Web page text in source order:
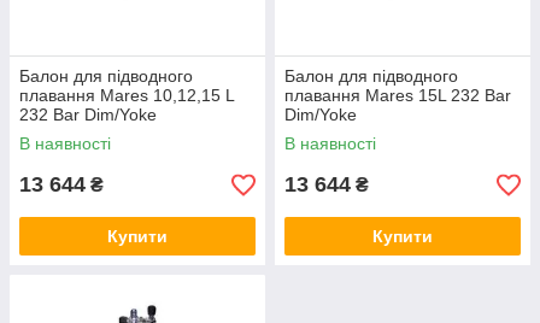
Балон для підводного
плавання Mares 10,12,15 L
232 Bar Dim/Yoke
В наявності
13 644 ₴
Купити
Балон для підводного
плавання Mares 15L 232 Bar
Dim/Yoke
В наявності
13 644 ₴
Купити